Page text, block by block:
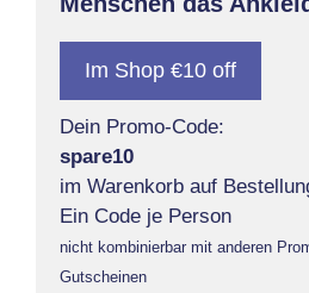
Im Shop €10 off
Dein Promo-Code:
spare10
im Warenkorb auf
Ein Code je Person
nicht kombinierbar mit anderen
Gutscheinen